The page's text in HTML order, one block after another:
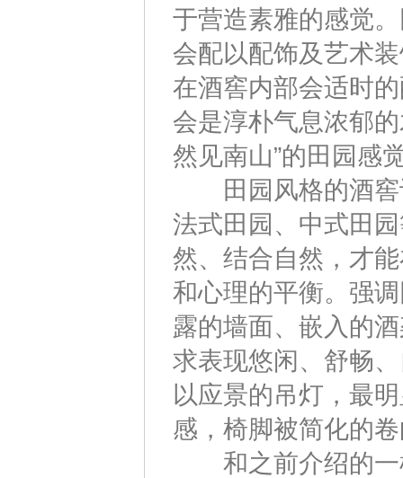
于营造素雅的感觉
会配以配饰及艺术
在酒窖内部会适时
会是淳朴气息浓郁
然见南山”的田园感
田园风格的酒窖
法式田园、中式田
然、结合自然，才
和心理的平衡。强
露的墙面、嵌入的
求表现悠闲、舒畅
以应景的吊灯，最
感，椅脚被简化的
和之前介绍的一